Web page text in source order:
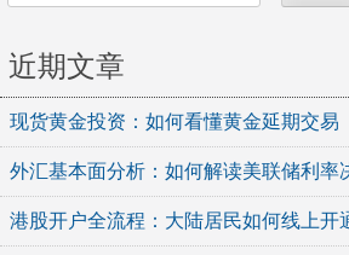
近期文章
现货黄金投资：如何看懂黄金延期交易
外汇基本面分析：如何解读美联储利率
港股开户全流程：大陆居民如何线上开